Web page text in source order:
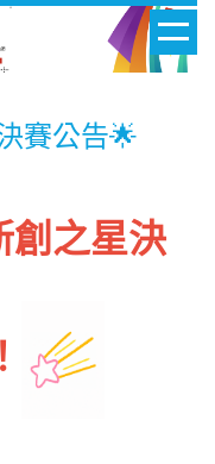
賽公告🌟
創之星決